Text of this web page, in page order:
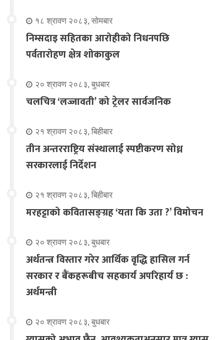
१८ श्रावण २०८३, सोमबार
निम्सदाइ सहितका आरोहीको निधनपछि
पर्वतारोहण क्षेत्र शोकाकुल
२० श्रावण २०८३, बुधबार
चलचित्र ‘लज्जावती’ को ट्रेलर सार्वजनिक
२१ श्रावण २०८३, बिहीबार
तीन अन्तरराष्ट्रिय संस्थालाई स्पष्टीकरण सोध्न
सरकारलाई निर्देशन
२१ श्रावण २०८३, बिहीबार
मरहट्टाको कवितासङ्ग्रह ‘यता कि उता ?’ विमोचन
२० श्रावण २०८३, बुधबार
अर्थतन्त्र विस्तार गरेर आर्थिक वृद्धि हासिल गर्न
सरकार र बैंकहरूबीच सहकार्य अपरिहार्य छ :
अर्थमन्त्री
२० श्रावण २०८३, बुधबार